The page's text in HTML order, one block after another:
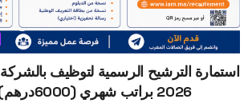
استمارة الترشيح الرسمية لتوظيف
2026 براتب شهري (6000درهم) ومستوى باك+2